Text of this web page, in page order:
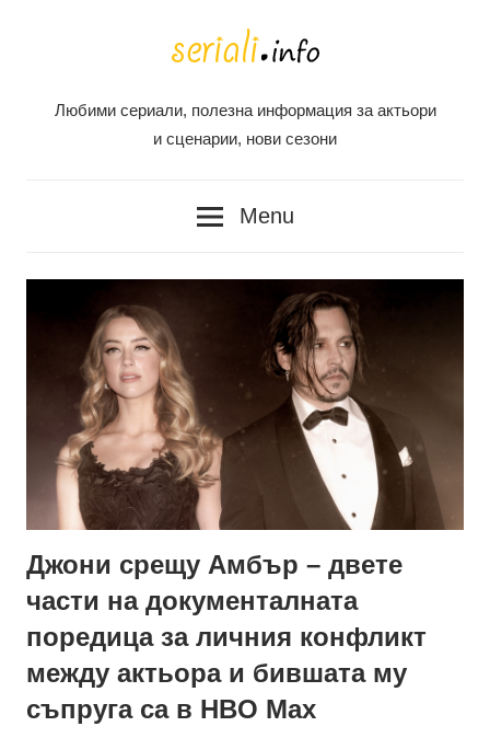
Seriali
Любими сериали, полезна информация за актьори
и сценарии, нови сезони
Menu
Джони срещу Амбър – двете
части на документалната
поредица за личния конфликт
между актьорa и бившата му
съпруга са в HBO Max